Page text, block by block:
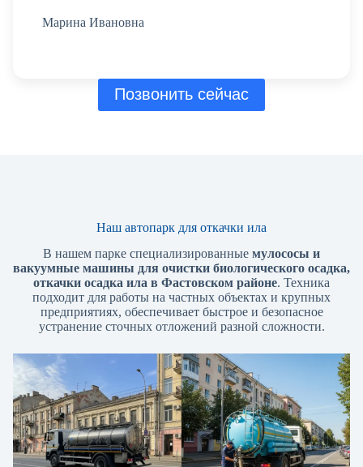
Марина Ивановна
Позвонить сейчас
Наш автопарк для откачки ила
В нашем парке специализированные мулососы и
вакуумные машины для очистки биологического осадка,
откачки осадка ила в Фастовском районе. Техника
подходит для работы на частных объектах и ​​крупных
предприятиях, обеспечивает быстрое и безопасное
устранение сточных отложений разной сложности.